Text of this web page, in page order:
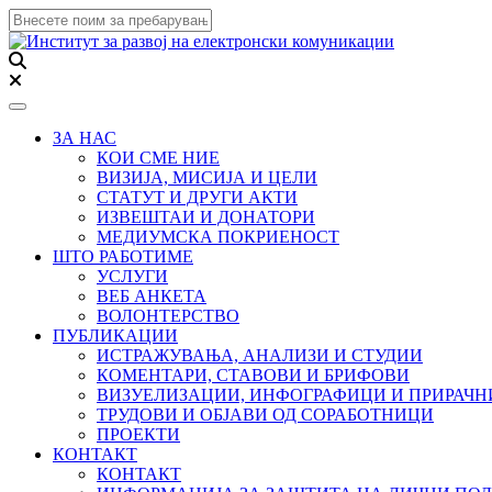
Toggle navigation
ЗА НАС
КОИ СМЕ НИЕ
ВИЗИЈА, МИСИЈА И ЦЕЛИ
СТАТУТ И ДРУГИ АКТИ
ИЗВЕШТАИ И ДОНАТОРИ
МЕДИУМСКА ПОКРИЕНОСТ
ШТО РАБОТИМЕ
УСЛУГИ
ВЕБ АНКЕТА
ВОЛОНТЕРСТВО
ПУБЛИКАЦИИ
ИСТРАЖУВАЊА, АНАЛИЗИ И СТУДИИ
КОМЕНТАРИ, СТАВОВИ И БРИФОВИ
ВИЗУЕЛИЗАЦИИ, ИНФОГРАФИЦИ И
ТРУДОВИ И ОБЈАВИ ОД СОРАБОТНИЦИ
ПРОЕКТИ
КОНТАКТ
КОНТАКТ